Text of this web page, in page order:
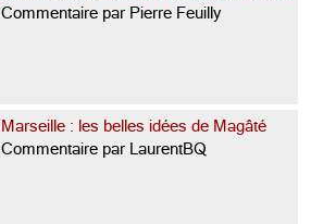
Commentaire par Pierre Feuilly
Marseille : les belles idées de Magâté
Commentaire par LaurentBQ